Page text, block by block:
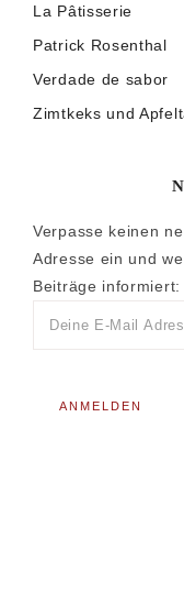
La Pâtisserie
Patrick Rosenthal
Verdade de sabor
Zimtkeks und
Verpasse keinen
Adresse ein und
Beiträge informiert: